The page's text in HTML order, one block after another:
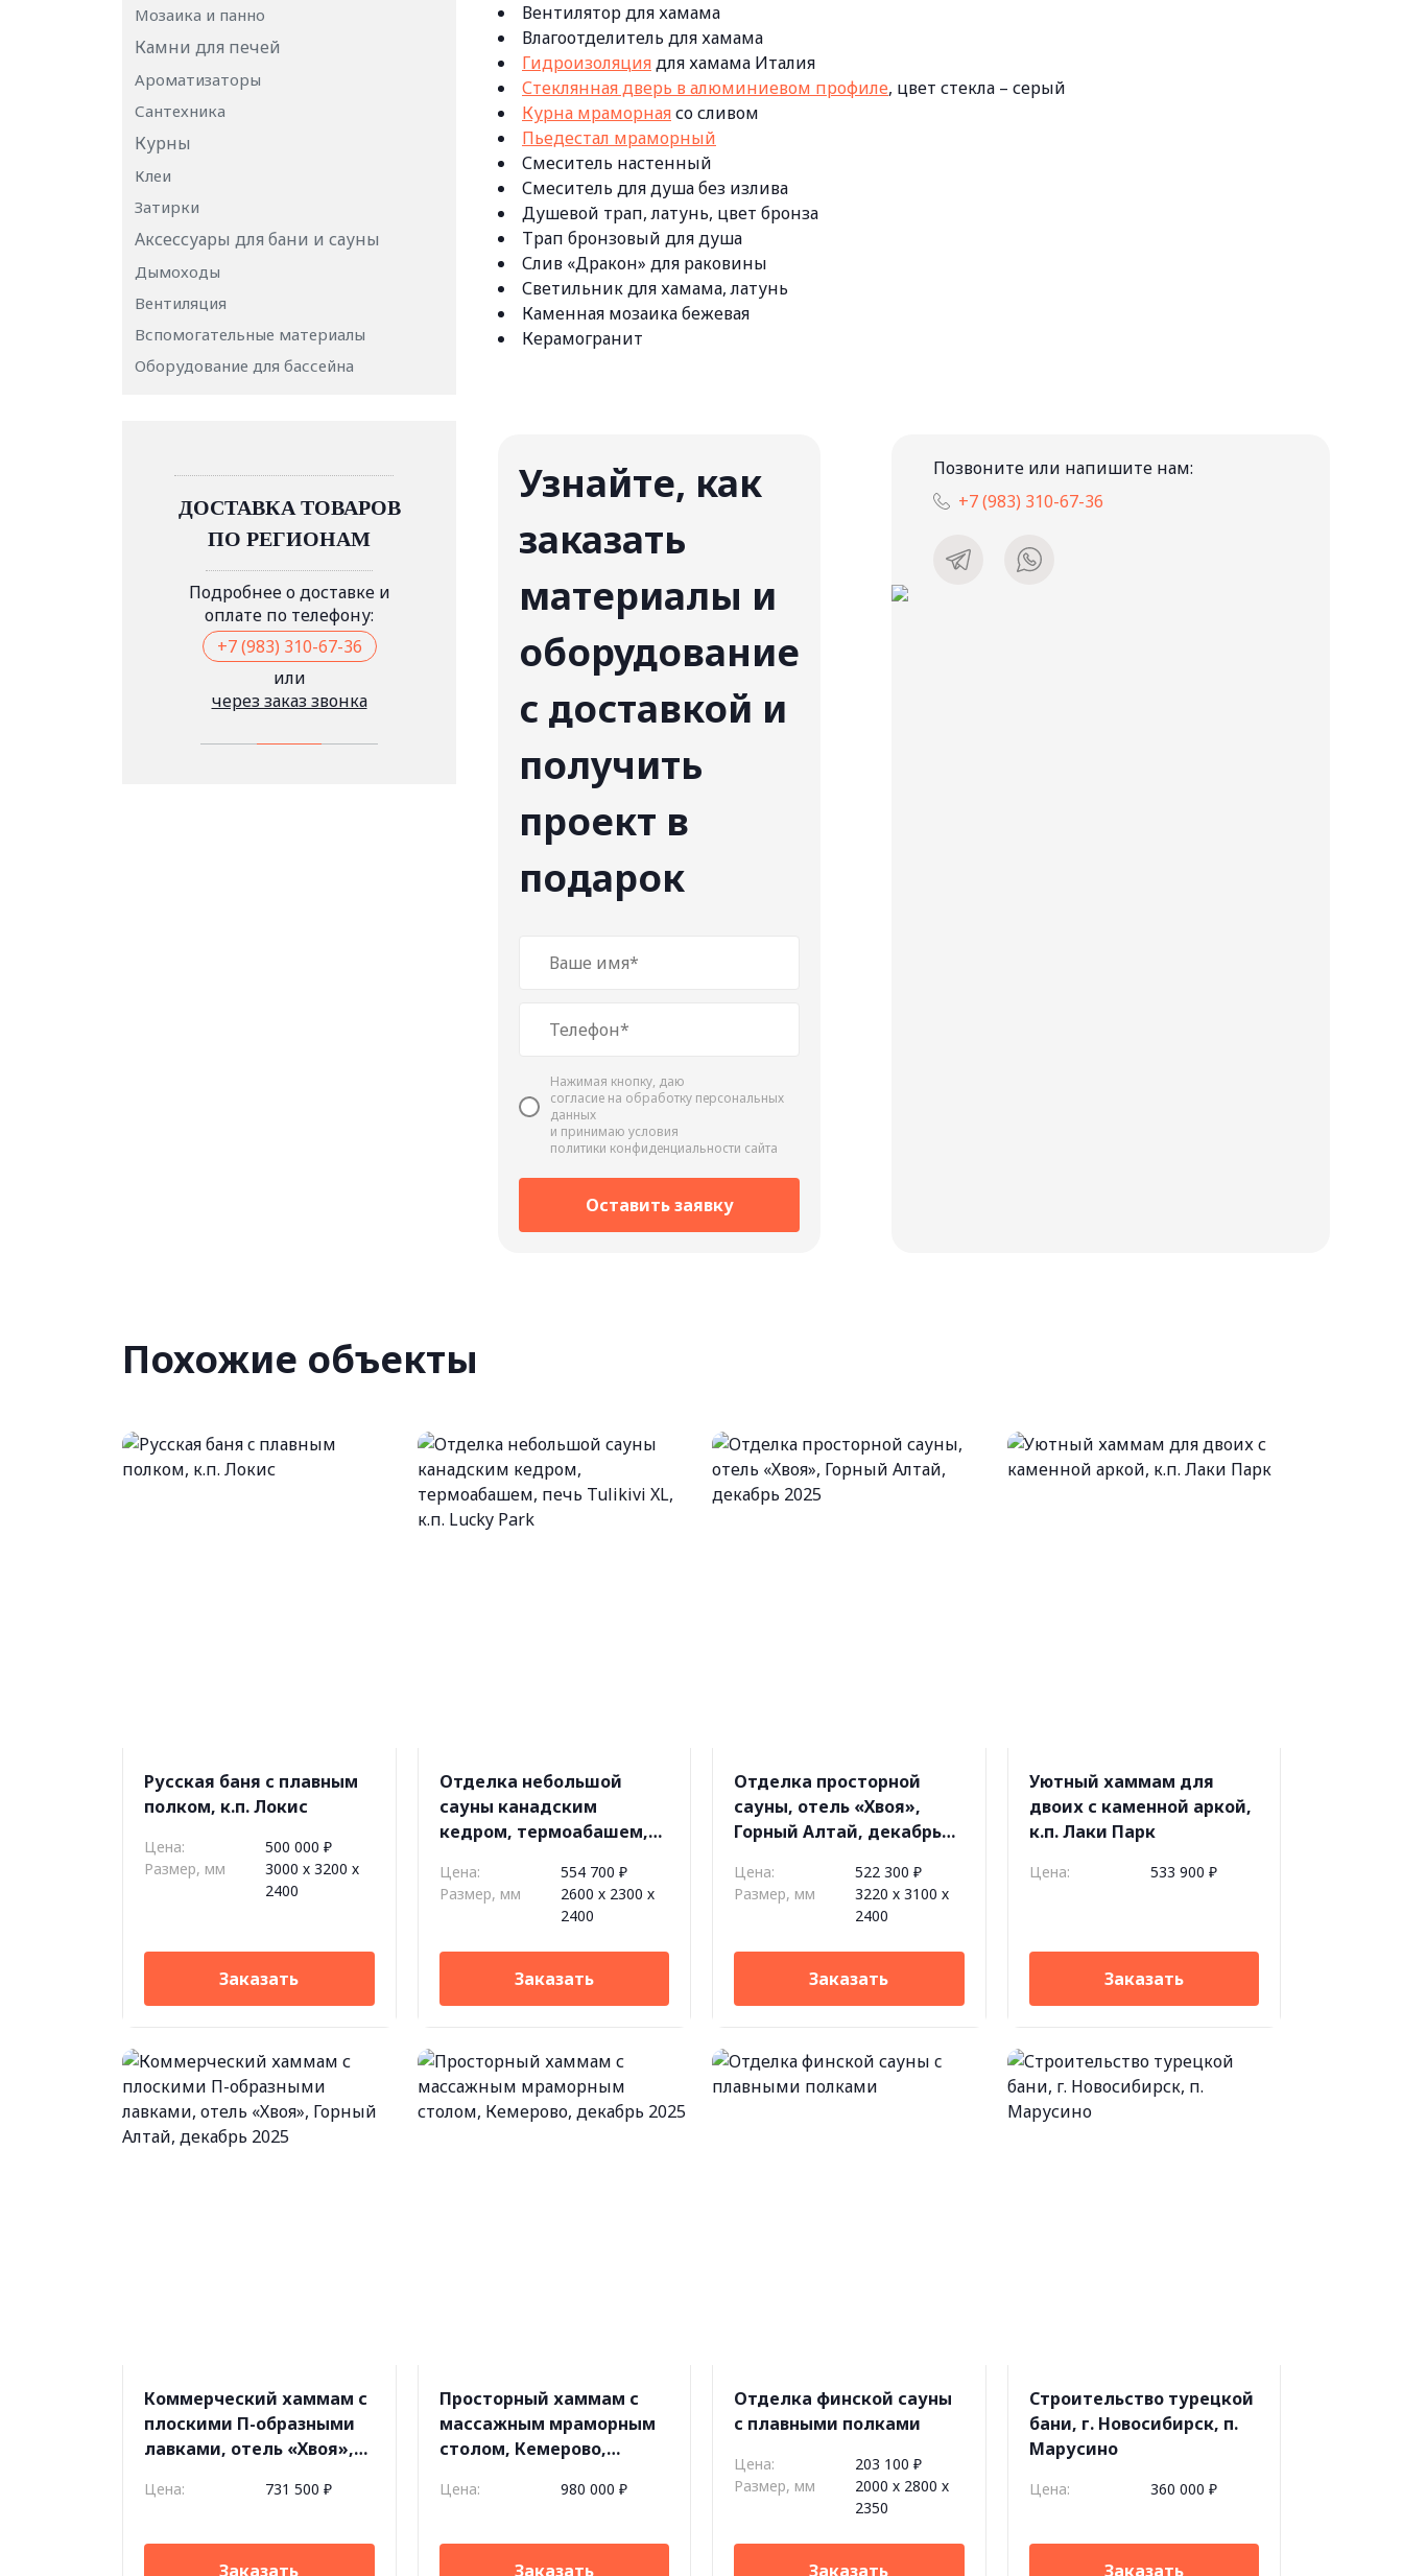
Мозаика и панно
Камни для печей
Ароматизаторы
Сантехника
Курны
Клеи
Затирки
Аксессуары для бани и сауны
Дымоходы
Вентиляция
Вспомогательные материалы
Оборудование для бассейна
ДОСТАВКА ТОВАРОВ
ПО РЕГИОНАМ
Подробнее о доставке и
оплате по телефону:
+7 (983) 310-67-36
или
через заказ звонка
Вентилятор для хамама
Влагоотделитель для хамама
Гидроизоляциядля хамама Италия
Стеклянная дверь в алюминиевом профиле, цвет стекла – серый
Курна мраморнаясо сливом
Пьедестал мраморный
Смеситель настенный
Смеситель для душа без излива
Душевой трап, латунь, цвет бронза
Трап бронзовый для душа
Слив «Дракон» для раковины
Светильник для хамама, латунь
Каменная мозаика бежевая
Керамогранит
Узнайте, как
заказать
материалы и
оборудование
с доставкой и
получить
проект в
подарок
Нажимая кнопку, даю
cогласие на обработку персональных
данных
и принимаю условия
политики конфиденциальности сайта
Оставить заявку
Позвоните или напишите нам:
+7 (983) 310-67-36
Похожие объекты
Русская баня c плавным
полком, к.п. Локис
Цена:
500 000 ₽
Размер, мм
3000 х 3200 х
2400
Заказать
Отделка небольшой
сауны канадским
кедром, термоабашем,
Park
Цена:
554 700 ₽
Размер, мм
2600 х 2300 х
2400
Заказать
Отделка просторной
сауны, отель «Хвоя»,
Горный Алтай, декабрь
Цена:
522 300 ₽
Размер, мм
3220 х 3100 х
2400
Заказать
Уютный хаммам для
двоих с каменной аркой,
к.п. Лаки Парк
Цена: 533 900 ₽
Заказать
Коммерческий хаммам с
плоскими П-образными
лавками, отель «Хвоя»,
2025
Цена: 731 500 ₽
Заказать
Просторный хаммам с
массажным мраморным
столом, Кемерово,
Цена: 980 000 ₽
Заказать
Отделка финской сауны
c плавными полками
Цена:
203 100 ₽
Размер, мм
2000 х 2800 х
2350
Заказать
Строительство турецкой
бани, г. Новосибирск, п.
Марусино
Цена: 360 000 ₽
Заказать